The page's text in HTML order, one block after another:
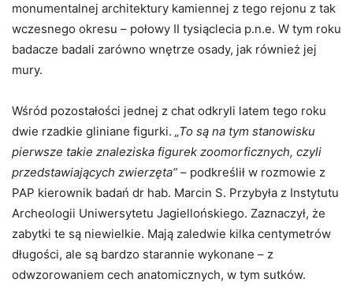
monumentalnej architektury kamiennej z tego rejonu z tak
wczesnego okresu – połowy II tysiąclecia p.n.e. W tym roku
badacze badali zarówno wnętrze osady, jak również jej
mury.
Wśród pozostałości jednej z chat odkryli latem tego roku
dwie rzadkie gliniane figurki. „To są na tym stanowisku
pierwsze takie znaleziska figurek zoomorficznych, czyli
przedstawiających zwierzęta” – podkreślił w rozmowie z
PAP kierownik badań dr hab. Marcin S. Przybyła z Instytutu
Archeologii Uniwersytetu Jagiellońskiego. Zaznaczył, że
zabytki te są niewielkie. Mają zaledwie kilka centymetrów
długości, ale są bardzo starannie wykonane – z
odwzorowaniem cech anatomicznych, w tym sutków.